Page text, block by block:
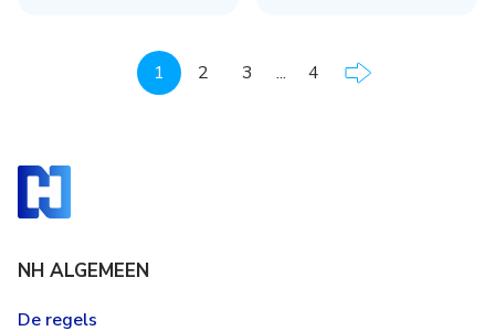
1 2 3 ... 4
NH ALGEMEEN
De regels